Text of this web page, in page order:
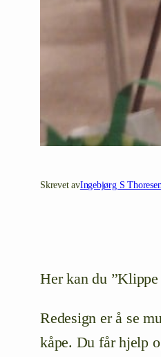
Skrevet avIngebjørg S
Her kan du
Redesign er å se
kåpe. Du får hjelp